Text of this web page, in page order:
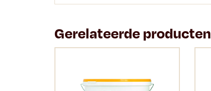
Gerelateerde producten